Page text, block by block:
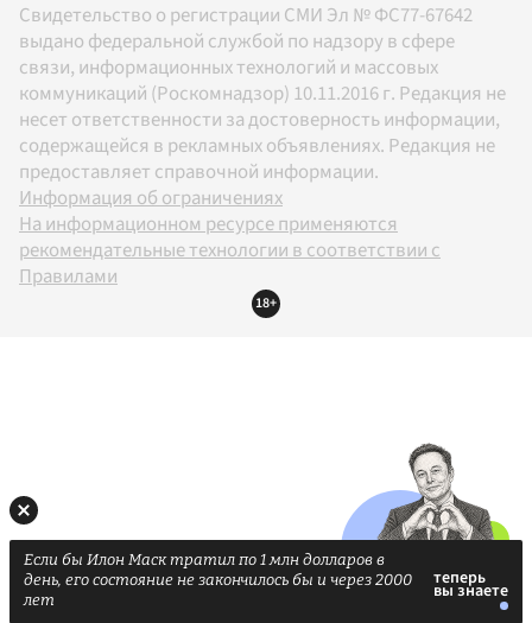
Свидетельство о регистрации СМИ Эл № ФС77-67642
выдано федеральной службой по надзору в сфере
связи, информационных технологий и массовых
коммуникаций (Роскомнадзор) 10.11.2016 г. Редакция не
несет ответственности за достоверность информации,
содержащейся в рекламных объявлениях. Редакция не
предоставляет справочной информации.
Информация об ограничениях
На информационном ресурсе применяются
рекомендательные технологии в соответствии с
Правилами
18+
Если бы Илон Маск тратил по 1 млн долларов в
день, его состояние не закончилось бы и через 2000
лет